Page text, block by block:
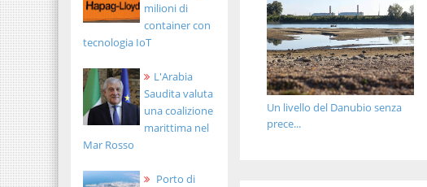
milioni di
container con
tecnologia IoT
L'Arabia
Saudita valuta
una coalizione
marittima nel
Mar Rosso
Porto di
Un livello del Danubio senza
prece...